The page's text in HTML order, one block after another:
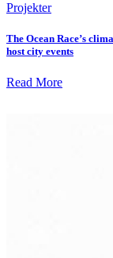
Projekter
The Ocean Race’s
host city events
Read More